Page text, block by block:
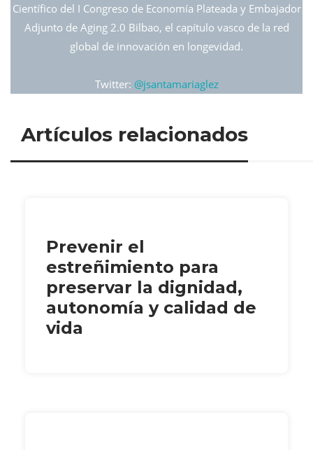
Científico del I Congreso de Economía Plateada y Embajador
Adjunto de Aging 2.0 Bilbao, el capítulo vasco de la red
global de innovación en longevidad.
Twitter: @jsantamariaglez
Artículos relacionados
Prevenir el
estreñimiento para
preservar la dignidad,
autonomía y calidad de
vida